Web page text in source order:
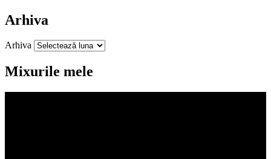
Arhiva
Arhiva
Mixurile mele